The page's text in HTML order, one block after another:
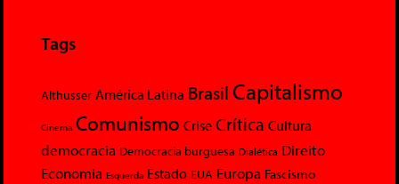
Tags
Althusser América Latina Brasil Capitalismo
Cinema Comunismo Crise Crítica Cultura
democracia Democracia burguesa Dialética Direito
Economia Esquerda Estado EUA Europa Fascismo